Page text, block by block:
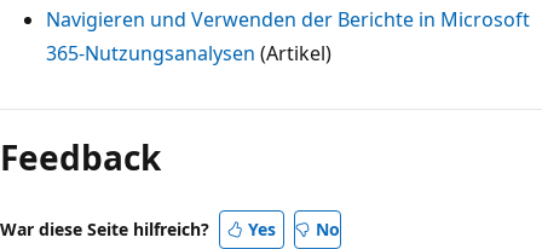
Navigieren und Verwenden der Berichte in Microsoft
365-Nutzungsanalysen (Artikel)
Feedback
War diese Seite hilfreich? Yes No